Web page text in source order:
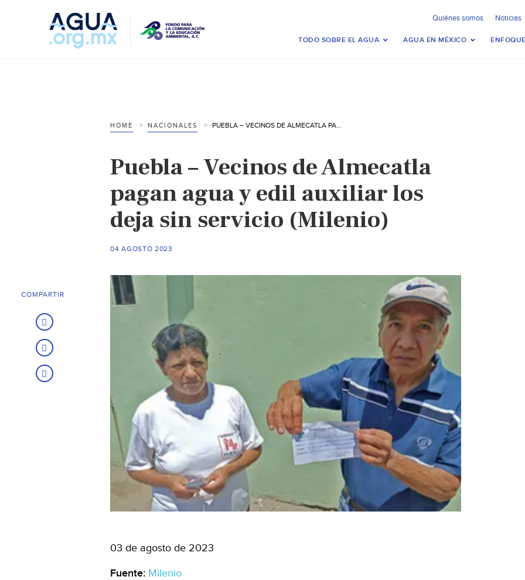
Quiénes somos Noticias
TODO SOBRE EL AGUA AGUA EN MÉXICO
HOME NACIONALES PUEBLA – VECINOS DE ALMECATLA PAGAN AGUA Y EDIL AUXILIAR LOS DEJA SIN SERVICIO (MILENIO)
Puebla – Vecinos de Almecatla
pagan agua y edil auxiliar los
deja sin servicio (Milenio)
04 AGOSTO 2023
03 de agosto de 2023
Fuente: Milenio
COMPARTIR